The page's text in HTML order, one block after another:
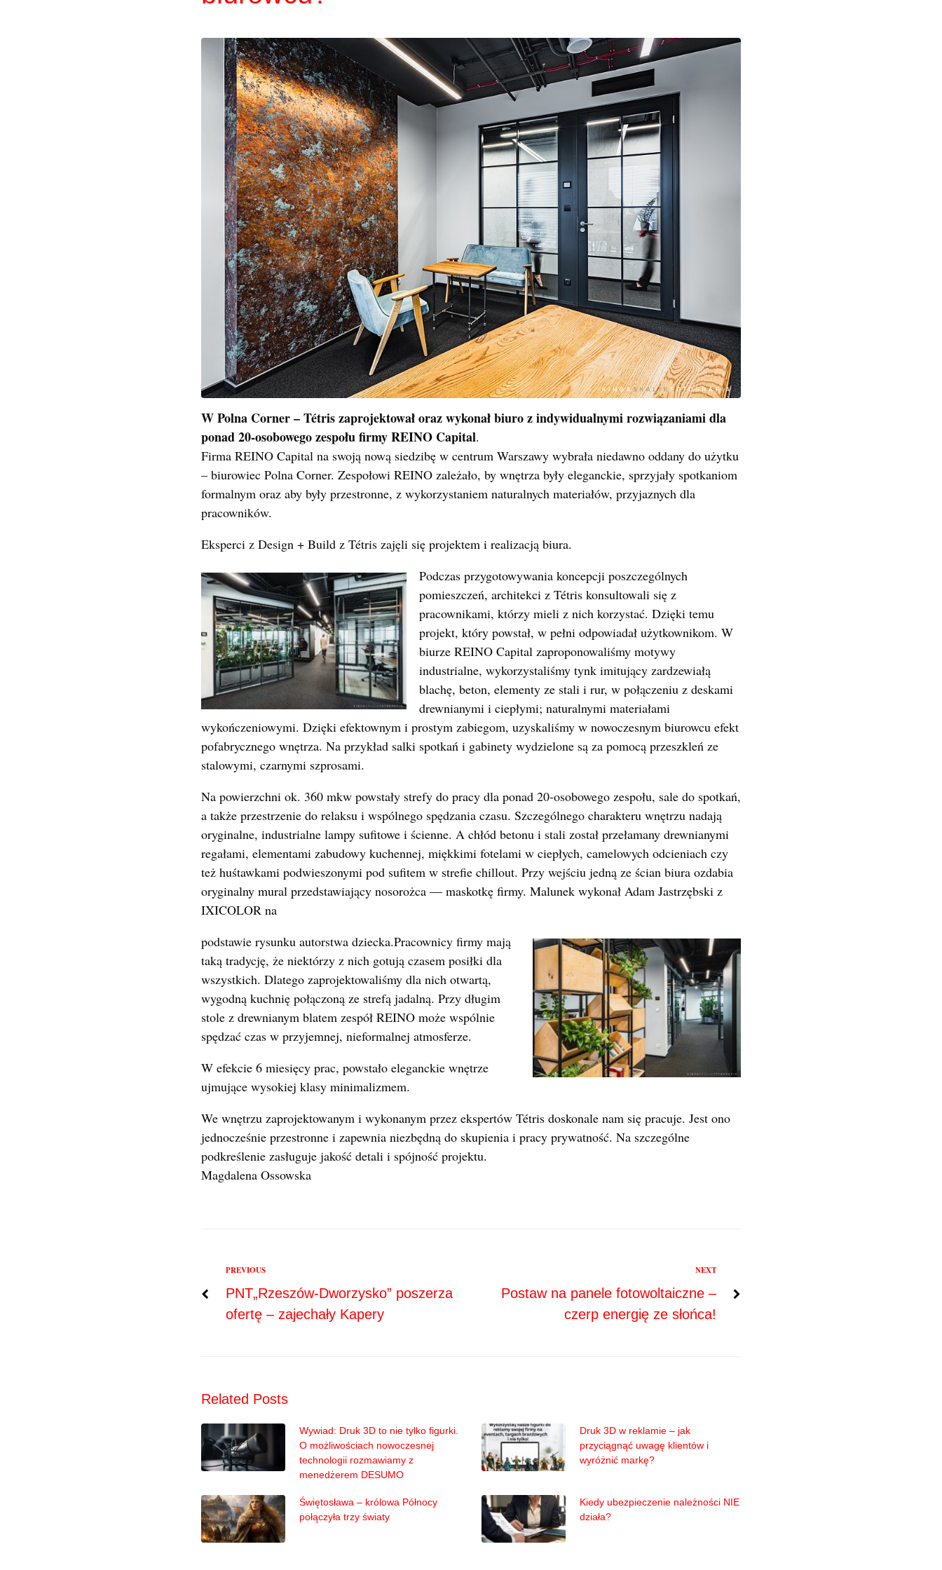
W Polna Corner – Tétris zaprojektował oraz wykonał biuro z indywidualnymi rozwiązaniami dla
ponad 20-osobowego zespołu firmy REINO Capital.
Firma REINO Capital na swoją nową siedzibę w centrum Warszawy wybrała niedawno oddany do użytku
– biurowiec Polna Corner. Zespołowi REINO zależało, by wnętrza były eleganckie, sprzyjały spotkaniom
formalnym oraz aby były przestronne, z wykorzystaniem naturalnych materiałów, przyjaznych dla
pracowników.
Eksperci z Design + Build z Tétris zajęli się projektem i realizacją biura.
Podczas przygotowywania koncepcji poszczególnych
pomieszczeń, architekci z Tétris konsultowali się z
pracownikami, którzy mieli z nich korzystać. Dzięki temu
projekt, który powstał, w pełni odpowiadał użytkownikom. W
biurze REINO Capital zaproponowaliśmy motywy
industrialne, wykorzystaliśmy tynk imitujący zardzewiałą
blachę, beton, elementy ze stali i rur, w połączeniu z deskami
drewnianymi i ciepłymi; naturalnymi materiałami
wykończeniowymi. Dzięki efektownym i prostym zabiegom, uzyskaliśmy w nowoczesnym biurowcu efekt
pofabrycznego wnętrza. Na przykład salki spotkań i gabinety wydzielone są za pomocą przeszkleń ze
stalowymi, czarnymi szprosami.
Na powierzchni ok. 360 mkw powstały strefy do pracy dla ponad 20-osobowego zespołu, sale do spotkań,
a także przestrzenie do relaksu i wspólnego spędzania czasu. Szczególnego charakteru wnętrzu nadają
oryginalne, industrialne lampy sufitowe i ścienne. A chłód betonu i stali został przełamany drewnianymi
regałami, elementami zabudowy kuchennej, miękkimi fotelami w ciepłych, camelowych odcieniach czy
też huśtawkami podwieszonymi pod sufitem w strefie chillout. Przy wejściu jedną ze ścian biura ozdabia
oryginalny mural przedstawiający nosorożca — maskotkę firmy. Malunek wykonał Adam Jastrzębski z
IXICOLOR na
podstawie rysunku autorstwa dziecka.Pracownicy firmy mają
taką tradycję, że niektórzy z nich gotują czasem posiłki dla
wszystkich. Dlatego zaprojektowaliśmy dla nich otwartą,
wygodną kuchnię połączoną ze strefą jadalną. Przy długim
stole z drewnianym blatem zespół REINO może wspólnie
spędzać czas w przyjemnej, nieformalnej atmosferze.
W efekcie 6 miesięcy prac, powstało eleganckie wnętrze
ujmujące wysokiej klasy minimalizmem.
We wnętrzu zaprojektowanym i wykonanym przez ekspertów Tétris doskonale nam się pracuje. Jest ono
jednocześnie przestronne i zapewnia niezbędną do skupienia i pracy prywatność. Na szczególne
podkreślenie zasługuje jakość detali i spójność projektu.
Magdalena Ossowska
Nawigacja
wpisu
Previous
PREVIOUS
PNT„Rzeszów-Dworzysko” poszerza
ofertę – zajechały Kapery
NEXT
Postaw na panele fotowoltaiczne –
czerp energię ze słońca!
Related Posts
Wywiad: Druk 3D to nie tylko figurki.
O możliwościach nowoczesnej
technologii rozmawiamy z
menedżerem DESUMO
Druk 3D w reklamie – jak
przyciągnąć uwagę klientów i
wyróżnić markę?
Świętosława – królowa Północy
połączyła trzy światy
Kiedy ubezpieczenie należności NIE
działa?